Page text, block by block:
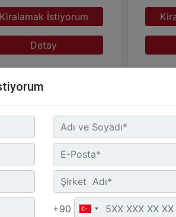
Kiralamak İstiyorum
Detay
Grubu :Dizel Jeneratörler Ürün
+90